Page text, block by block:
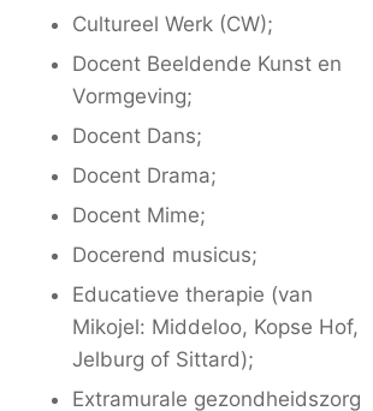
Cultureel Werk (CW);
Docent Beeldende Kunst en
Vormgeving;
Docent Dans;
Docent Drama;
Docent Mime;
Docerend musicus;
Educatieve therapie (van
Mikojel: Middeloo, Kopse Hof,
Jelburg of Sittard);
Extramurale gezondheidszorg